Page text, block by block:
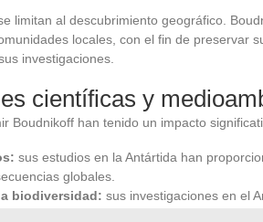
limitan al descubrimiento geográfico.
locales, con el fin de preservar
investigaciones.
científicas y
Boudnikoff han tenido un impacto
sus estudios en la Antártida han
globales.
biodiversidad: sus investigaciones en el